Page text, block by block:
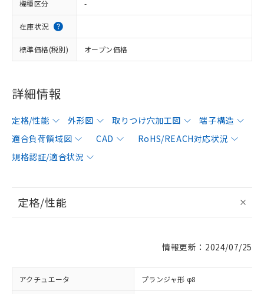
機種区分 -
在庫状況
標準価格(税別) オープン価格
詳細情報
定格/性能 外形図 取りつけ穴加工図
端子構造
適合負荷領域図
CAD
RoHS/REACH対応状況
規格認証/適合状況
定格/性能
情報更新：2024/07/25
アクチュエータ プランジャ形 φ8